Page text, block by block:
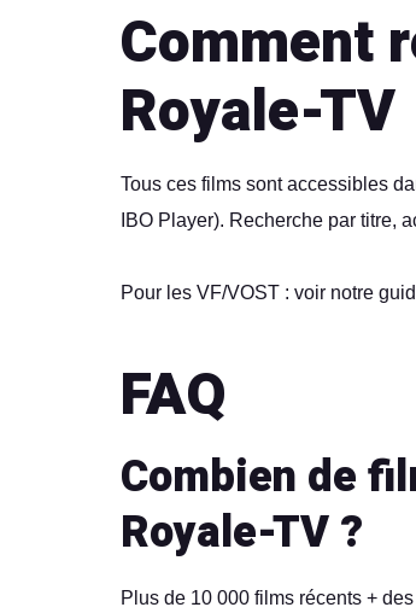
Comment
Royale-TV
Tous ces films sont accessibles
IBO Player). Recherche par titre,
Pour les VF/VOST : voir notre
FAQ
Combien de
Royale-TV ?
Plus de 10 000 films récents +